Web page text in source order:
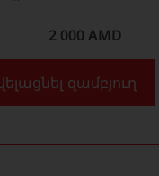
2 000 AMD
զամբյուղ